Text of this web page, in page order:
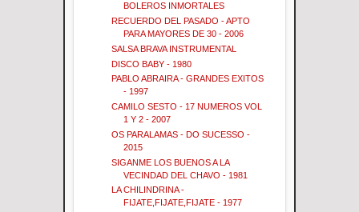
BOLEROS INMORTALES
RECUERDO DEL PASADO - APTO
PARA MAYORES DE 30 - 2006
SALSA BRAVA INSTRUMENTAL
DISCO BABY - 1980
PABLO ABRAIRA - GRANDES EXITOS
- 1997
CAMILO SESTO - 17 NUMEROS VOL
1 Y 2 - 2007
OS PARALAMAS - DO SUCESSO -
2015
SIGANME LOS BUENOS A LA
VECINDAD DEL CHAVO - 1981
LA CHILINDRINA -
FIJATE,FIJATE,FIJATE - 1977